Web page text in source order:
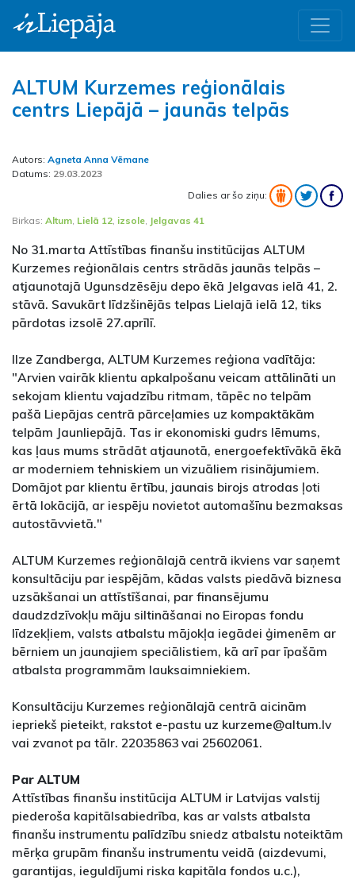
ALTUM Kurzemes reģionālais
centrs Liepājā – jaunās telpās
Autors: Agneta Anna Vēmane
Datums: 29.03.2023
Dalies ar šo ziņu:
Birkas: Altum Lielā 12 izsole Jelgavas 41
No 31.marta Attīstības finanšu institūcijas ALTUM
Kurzemes reģionālais centrs strādās jaunās telpās –
atjaunotajā Ugunsdzēsēju depo ēkā Jelgavas ielā 41, 2.
stāvā. Savukārt līdzšinējās telpas Lielajā ielā 12, tiks
pārdotas izsolē 27.aprīlī.
Ilze Zandberga, ALTUM Kurzemes reģiona vadītāja:
"Arvien vairāk klientu apkalpošanu veicam attālināti un
sekojam klientu vajadzību ritmam, tāpēc no telpām
pašā Liepājas centrā pārceļamies uz kompaktākām
telpām Jaunliepājā. Tas ir ekonomiski gudrs lēmums,
kas ļaus mums strādāt atjaunotā, energoefektīvākā ēkā
ar moderniem tehniskiem un vizuāliem risinājumiem.
Domājot par klientu ērtību, jaunais birojs atrodas ļoti
ērtā lokācijā, ar iespēju novietot automašīnu bezmaksas
autostāvvietā."
ALTUM Kurzemes reģionālajā centrā ikviens var saņemt
konsultāciju par iespējām, kādas valsts piedāvā biznesa
uzsākšanai un attīstīšanai, par finansējumu
daudzdzīvokļu māju siltināšanai no Eiropas fondu
līdzekļiem, valsts atbalstu mājokļa iegādei ģimenēm ar
bērniem un jaunajiem speciālistiem, kā arī par īpašām
atbalsta programmām lauksaimniekiem.
Konsultāciju Kurzemes reģionālajā centrā aicinām
iepriekš pieteikt, rakstot e-pastu uz kurzeme@altum.lv
vai zvanot pa tālr. 22035863 vai 25602061.
Par ALTUM
Attīstības finanšu institūcija ALTUM ir Latvijas valstij
piederoša kapitālsabiedrība, kas ar valsts atbalsta
finanšu instrumentu palīdzību sniedz atbalstu noteiktām
mērķa grupām finanšu instrumentu veidā (aizdevumi,
garantijas, ieguldījumi riska kapitāla fondos u.c.),